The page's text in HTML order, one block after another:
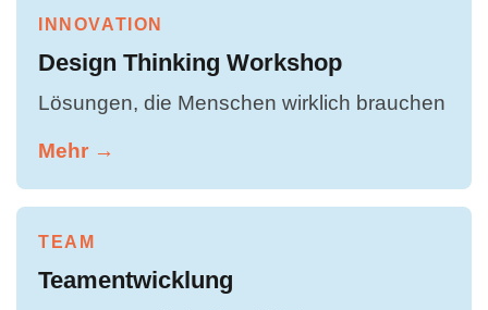
INNOVATION
Design Thinking Workshop
Lösungen, die Menschen wirklich brauchen
Mehr →
TEAM
Teamentwicklung